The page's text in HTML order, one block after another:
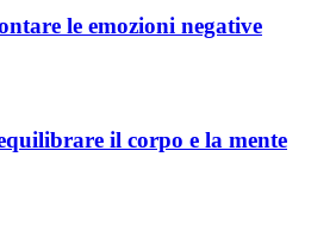
le emozioni negative
il corpo e la mente